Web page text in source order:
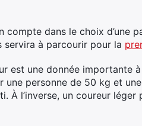
compte dans le choix d’une
servira à parcourir pour la
est une donnée importante
une personne de 50 kg et
À l’inverse, un coureur léger